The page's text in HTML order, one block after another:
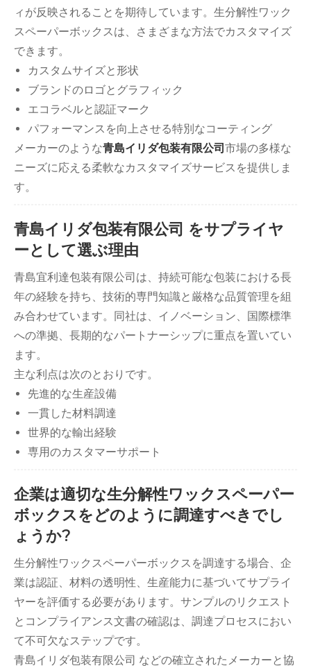
ィが反映されることを期待しています。生分解性ワック
スペーパーボックスは、さまざまな方法でカスタマイズ
できます。
カスタムサイズと形状
ブランドのロゴとグラフィック
エコラベルと認証マーク
パフォーマンスを向上させる特別なコーティング
メーカーのような青島イリダ包装有限公司 市場の多様な
ニーズに応える柔軟なカスタマイズサービスを提供しま
す。
青島イリダ包装有限公司 をサプライヤ
ーとして選ぶ理由
青島宜利達包装有限公司は、持続可能な包装における長
年の経験を持ち、技術的専門知識と厳格な品質管理を組
み合わせています。同社は、イノベーション、国際標準
への準拠、長期的なパートナーシップに重点を置いてい
ます。
主な利点は次のとおりです。
先進的な生産設備
一貫した材料調達
世界的な輸出経験
専用のカスタマーサポート
企業は適切な生分解性ワックスペーパー
ボックスをどのように調達すべきでし
ょうか?
生分解性ワックスペーパーボックスを調達する場合、企
業は認証、材料の透明性、生産能力に基づいてサプライ
ヤーを評価する必要があります。サンプルのリクエスト
とコンプライアンス文書の確認は、調達プロセスにおい
て不可欠なステップです。
青島イリダ包装有限公司 などの確立されたメーカーと協